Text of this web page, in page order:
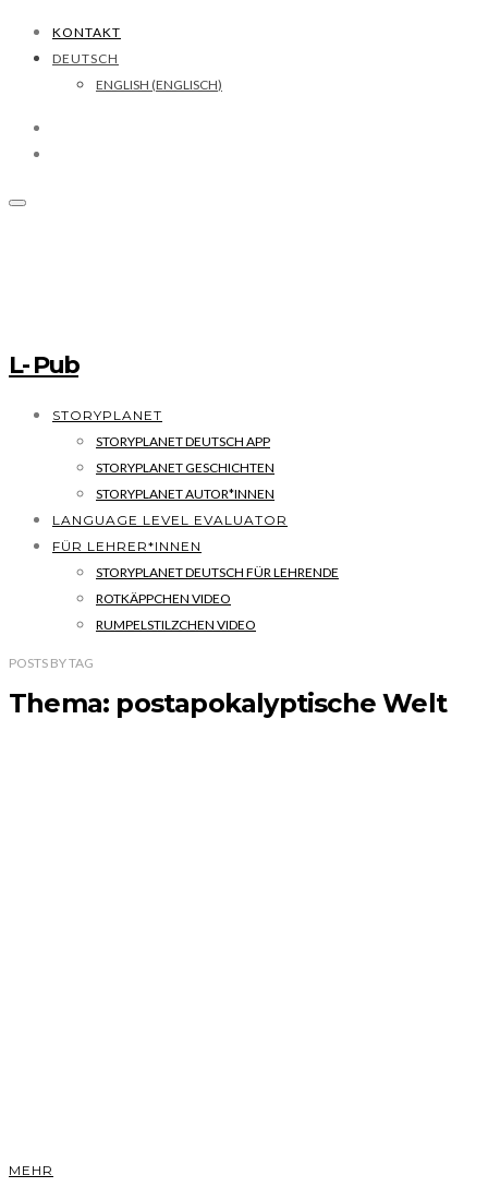
KONTAKT
DEUTSCH
ENGLISH (ENGLISCH)
L- Pub
STORYPLANET
STORYPLANET DEUTSCH APP
STORYPLANET GESCHICHTEN
STORYPLANET AUTOR*INNEN
LANGUAGE LEVEL EVALUATOR
FÜR LEHRER*INNEN
STORYPLANET DEUTSCH FÜR LEHRENDE
ROTKÄPPCHEN VIDEO
RUMPELSTILZCHEN VIDEO
POSTS BYTAG
Thema: postapokalyptische Welt
MEHR